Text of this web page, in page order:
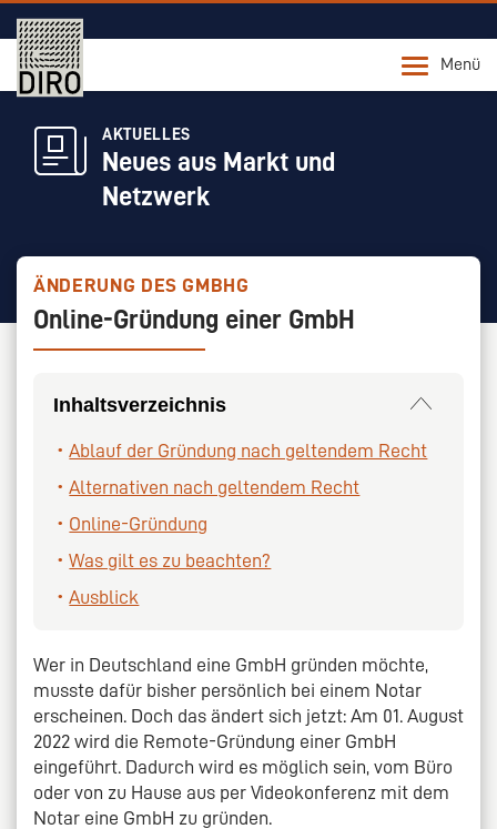
Menü
AKTUELLES
Neues aus Markt und
Netzwerk
ÄNDERUNG DES GMBHG
Online-Gründung einer GmbH
Inhaltsverzeichnis
Ablauf der Gründung nach geltendem Recht
Alternativen nach geltendem Recht
Online-Gründung
Was gilt es zu beachten?
Ausblick
Wer in Deutschland eine GmbH gründen möchte,
musste dafür bisher persönlich bei einem Notar
erscheinen. Doch das ändert sich jetzt: Am 01. August
2022 wird die Remote-Gründung einer GmbH
eingeführt. Dadurch wird es möglich sein, vom Büro
oder von zu Hause aus per Videokonferenz mit dem
Notar eine GmbH zu gründen.